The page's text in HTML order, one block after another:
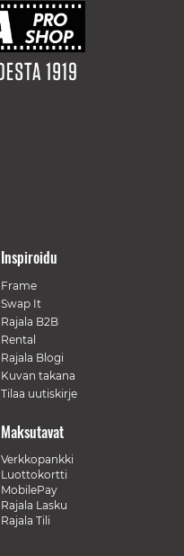
Inspiroidu
Frame
Swap It
Rajala B2B
Rental
Rajala Blogi
Kuvan takana
Tilaa uutiskirje
Maksutavat
Verkkopankki
Luottokortti
MobilePay
Rajala Lasku
Rajala Tili